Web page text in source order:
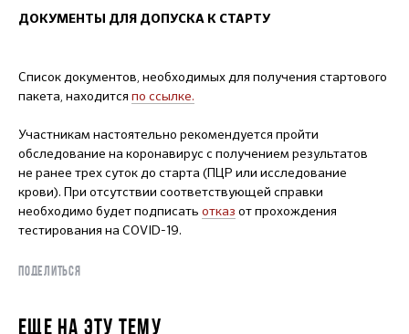
ДОКУМЕНТЫ ДЛЯ ДОПУСКА К СТАРТУ
Список документов, необходимых для получения стартового
пакета, находится по ссылке.
Участникам настоятельно рекомендуется пройти
обследование на коронавирус с получением результатов
не ранее трех суток до старта (ПЦР или исследование
крови). При отсутствии соответствующей справки
необходимо будет подписать отказ от прохождения
тестирования на COVID-19.
ПОДЕЛИТЬСЯ
ЕЩЕ НА ЭТУ ТЕМУ